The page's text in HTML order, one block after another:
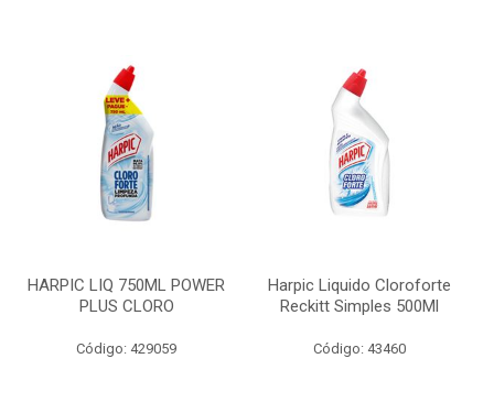
HARPIC LIQ 750ML POWER
PLUS CLORO
Código: 429059
Harpic Liquido Cloroforte
Reckitt Simples 500Ml
Código: 43460